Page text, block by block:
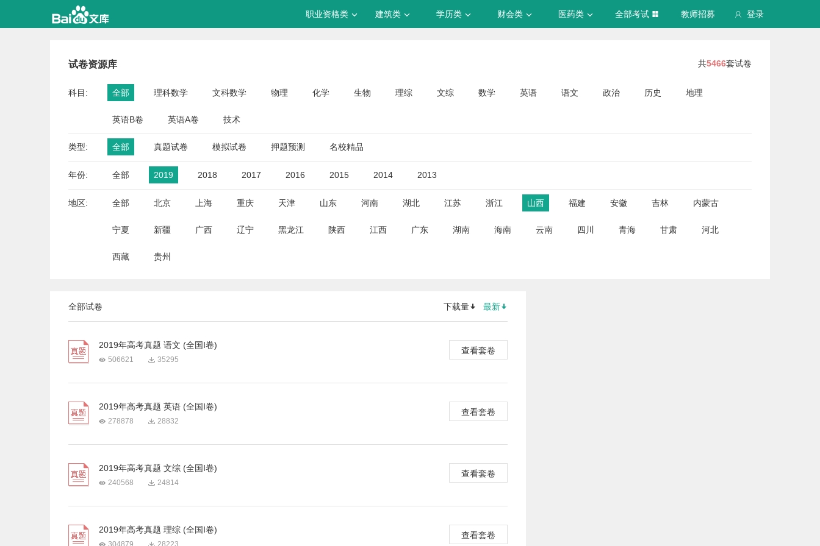
登录
职业资格类 建筑类 学历类 财会类 医药类 全部考试 教师招募
试卷资源库 共5466套试卷
科目: 全部 理科数学 文科数学 物理 化学 生物 理综 文综 数学 英语 语文 政治 历史 地理
英语B卷 英语A卷 技术
类型: 全部 真题试卷 模拟试卷 押题预测 名校精品
年份: 全部 2019 2018 2017 2016 2015 2014 2013
地区: 全部 北京 上海 重庆 天津 山东 河南 湖北 江苏 浙江 山西 福建 安徽 吉林 内蒙古
宁夏 新疆 广西 辽宁 黑龙江 陕西 江西 广东 湖南 海南 云南 四川 青海 甘肃 河北
西藏 贵州
全部试卷 下载量 最新
2019年高考真题 语文 (全国I卷)
506621 35295
查看套卷
2019年高考真题 英语 (全国I卷)
278878 28832
查看套卷
2019年高考真题 文综 (全国I卷)
240568 24814
查看套卷
2019年高考真题 理综 (全国I卷)
304879 28223
查看套卷